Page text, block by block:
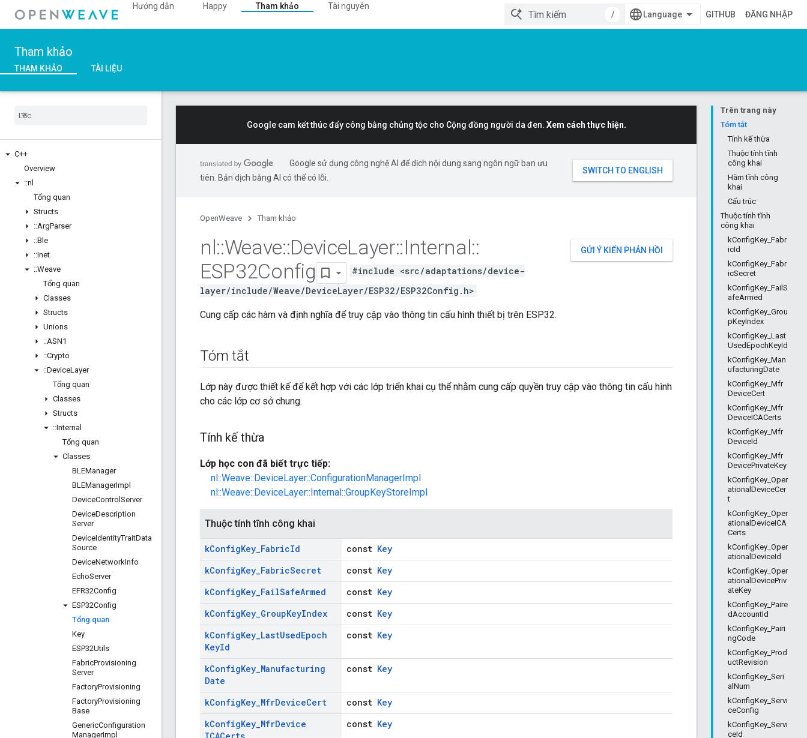
Hướng dẫn Happy Tham khảo
Tài nguyên
/
GITHUB ĐĂNG NHẬP
Tham khảo
THAM KHẢO TÀI LIỆU
C++
Overview
::nl
Tổng quan
Structs
::ArgParser
::Ble
::Inet
::Weave
Tổng quan
Classes
Structs
Unions
::ASN1
::Crypto
::DeviceLayer
Tổng quan
Classes
Structs
::Internal
Tổng quan
Classes
BLEManager
BLEManagerImpl
DeviceControl Server
DeviceDescription
Server
DeviceIdentityTraitData
Source
DeviceNetworkInfo
EchoServer
EFR32Config
ESP32Config
Tổng quan
Key
ESP32Utils
FabricProvisioning
Server
FactoryProvisioning
FactoryProvisioning
Base
GenericConfiguration
ManagerImpl
Trên trang này
Tóm tắt
Tính kế thừa
Thuộc tính tĩnh
công khai
Hàm tĩnh công
khai
Cấu trúc
Thuộc tính tĩnh
công khai
kConfigKey_Fabr
icId
kConfigKey_Fabr
icSecret
kConfigKey_FailS
afeArmed
kConfigKey_Grou
pKeyIndex
kConfigKey_Last
UsedEpochKeyId
kConfigKey_Man
ufacturingDate
kConfigKey_Mfr
DeviceCert
kConfigKey_Mfr
DeviceICACerts
kConfigKey_Mfr
DeviceId
kConfigKey_Mfr
DevicePrivateKey
kConfigKey_Oper
ationalDeviceCer
t
kConfigKey_Oper
ationalDeviceICA
Certs
kConfigKey_Oper
ationalDeviceId
kConfigKey_Oper
ationalDevicePriv
ateKey
kConfigKey_Paire
dAccountId
kConfigKey_Pairi
ngCode
kConfigKey_Prod
uctRevision
kConfigKey_Seri
alNum
kConfigKey_Servi
ceConfig
kConfigKey_Servi
ceId
Google cam kết thúc đẩy công bằng chủng tộc cho Cộng đồng người da đen. Xem cách thực hiện.
Google sử dụng công nghệ AI để dịch nội dung sang ngôn ngữ bạn ưu
tiên. Bản dịch bằng AI có thể có lỗi.
OpenWeave Tham khảo
GỬI Ý KIẾN PHẢN HỒI
nl::Weave::DeviceLayer::Internal::
ESP32Config
#include <src/adaptations/device-
layer/include/Weave/DeviceLayer/ESP32/ESP32Config.h>
Cung cấp các hàm và định nghĩa để truy cập vào thông tin cấu hình thiết bị trên ESP32.
Tóm tắt
Lớp này được thiết kế để kết hợp với các lớp triển khai cụ thể nhằm cung cấp quyền truy cập vào thông tin cấu hình
cho các lớp cơ sở chung.
Tính kế thừa
Lớp học con đã biết trực tiếp:
nl::Weave::DeviceLayer::ConfigurationManagerImpl
nl::Weave::DeviceLayer::Internal::GroupKeyStoreImpl
Thuộc tính tĩnh công khai
kConfigKey_FabricId const Key
kConfigKey_FabricSecret const Key
kConfigKey_FailSafeArmed const Key
kConfigKey_GroupKeyIndex const Key
kConfigKey_LastUsedEpoch
KeyId
const Key
kConfigKey_Manufacturing
Date
const Key
kConfigKey_MfrDeviceCert const Key
kConfigKey_MfrDevice
const Key